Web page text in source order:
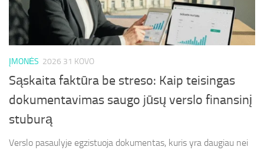
ĮMONĖS 2026 31 KOVO
Sąskaita faktūra be streso: Kaip teisingas
dokumentavimas saugo jūsų verslo finansinį
stuburą
Verslo pasaulyje egzistuoja dokumentas, kuris yra daugiau nei